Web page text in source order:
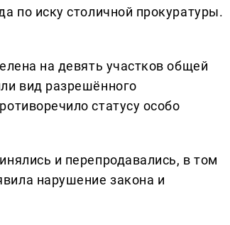
по иску столичной прокуратуры.
на девять участков общей
вид разрешённого
статусу особо
и перепродавались, в том
нарушение закона и